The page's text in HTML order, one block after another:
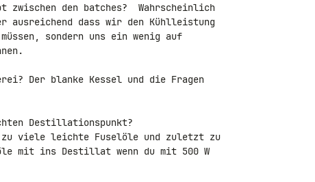
den batches?  Wahrscheinlich
ausreichend dass wir den Kühlleistung
sondern uns ein wenig auf
Der blanke Kessel und die Fragen
Destillationspunkt?
zu viele leichte Fuselöle und zuletzt zu
mit ins Destillat wenn du mit 500 W